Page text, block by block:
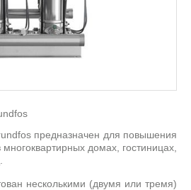
предназначен для повышения
домах, гостиницах,
несколькими (двумя или тремя)